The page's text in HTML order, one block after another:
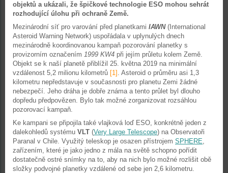
objektů a ukázali, že špičkové technologie ESO mohou sehrát
rozhodující úlohu při ochraně Země.
Mezinárodní síť pro varování před planetkami IAWN(International
Asteroid Warning Network) uspořádala v uplynulých dnech
mezinárodně koordinovanou kampaň pozorování planetky s
provizorním označením 1999 KW4 při jejím průletu kolem Země.
Objekt se k naší planetě přiblížil 25. května 2019 na minimální
vzdálenost 5,2 milionu kilometrů [1] . Asteroid o průměru asi 1,3
kilometru nepředstavuje v současnosti pro planetu Zemi žádné
nebezpečí. Jeho dráha je dobře známa a tento průlet byl dlouho
dopředu předpovězen. Bylo tak možné zorganizovat rozsáhlou
pozorovací kampaň.
Ke kampani se připojila také vlajková loď ESO, konkrétně jeden z
dalekohledů systému VLT (Very Large Telescope) na Observatoři
Paranal v Chile. Využitý teleskop je osazen přístrojem SPHERE,
zařízením, které je jako jedno z mála na světě schopno pořídit
dostatečně ostré snímky na to, aby na nich bylo možné rozlišit obě
složky podvojné planetky vzdálené od sebe jen 2,6 kilometru.